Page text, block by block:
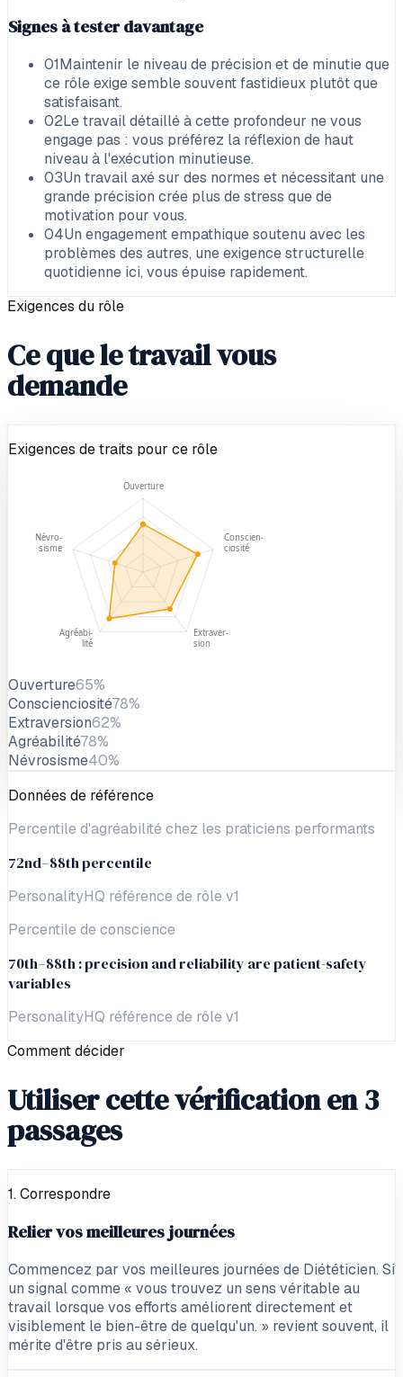
Signes à tester davantage
01Maintenir le niveau de précision et de minutie que
ce rôle exige semble souvent fastidieux plutôt que
satisfaisant.
02Le travail détaillé à cette profondeur ne vous
engage pas : vous préférez la réflexion de haut
niveau à l'exécution minutieuse.
03Un travail axé sur des normes et nécessitant une
grande précision crée plus de stress que de
motivation pour vous.
04Un engagement empathique soutenu avec les
problèmes des autres, une exigence structurelle
quotidienne ici, vous épuise rapidement.
Exigences du rôle
Ce que le travail vous
demande
Exigences de traits pour ce rôle
Ouverture
Conscien-
ciosité
Extraver-
sion
Agréabi-
lité
Névro-
sisme
Ouverture65%
Conscienciosité78%
Extraversion62%
Agréabilité78%
Névrosisme40%
Données de référence
Percentile d'agréabilité chez les praticiens performants
72nd–88th percentile
PersonalityHQ référence de rôle v1
Percentile de conscience
70th–88th : precision and reliability are patient-safety
variables
PersonalityHQ référence de rôle v1
Comment décider
Utiliser cette vérification en 3
passages
1. Correspondre
Relier vos meilleures journées
Commencez par vos meilleures journées de Diététicien. Si
un signal comme « vous trouvez un sens véritable au
travail lorsque vos efforts améliorent directement et
visiblement le bien-être de quelqu'un. » revient souvent, il
mérite d'être pris au sérieux.